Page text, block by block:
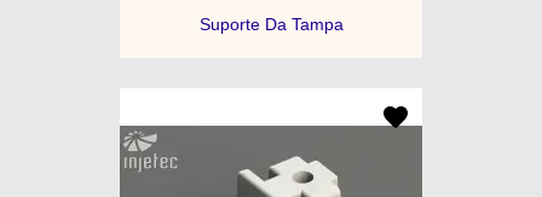
Suporte Da Tampa